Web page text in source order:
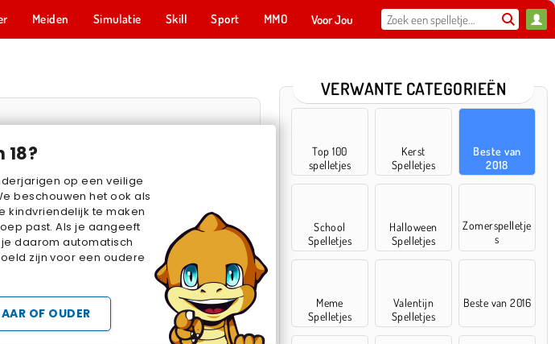
op een veilige
beschouwen het ook als
kindvriendelijk te maken
past. Als je aangeeft
daarom automatisch
zijn voor een oudere
OF OUDER
Meiden Simulatie Skill Sport MMO Voor Jou
Mahjong: Klassiek
VERWANTE CATEGORIEËN
Top 100
spelletjes
Kerst
Spelletjes
Beste van
2018
School
Spelletjes
Halloween
Spelletjes
Zomerspelletje
s
Meme
Spelletjes
Valentijn
Spelletjes
Beste van 2016